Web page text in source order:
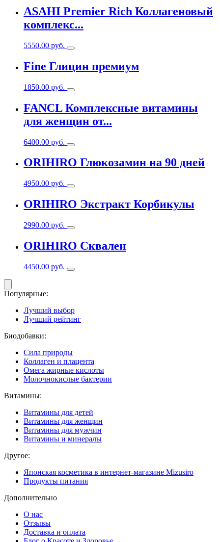
ASAHI Premier Rich Коллагеновый
комплекс...
5550.00 руб.
Fine Глицин премиум
1850.00 руб.
FANCL Комплексные витамины
для женщин от...
6400.00 руб.
ORIHIRO Глюкозамин на 90 дней
4950.00 руб.
ORIHIRO Экстракт Корбикулы
2990.00 руб.
ORIHIRO Сквален
4450.00 руб.
Популярные:
Лучший выбор
Лучший рейтинг
Биодобавки:
Сила природы
Коллаген и плацента
Омега жирные кислоты
Молочнокислые бактерии
Витамины:
Витамины для детей
Витамины для женщин
Витамины для мужчин
Витамины и минералы
Другое:
Японская косметика в интернет-магазине Mizusiro
Продукты питания
Дополнительно
О нас
Отзывы
Доставка и оплата